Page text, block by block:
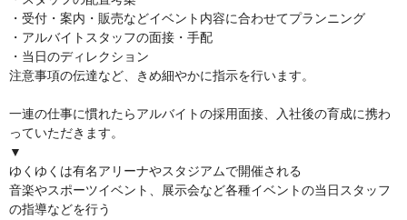
・受付・案内・販売などイベント内容に合わせてプランニング
・アルバイトスタッフの面接・手配
・当日のディレクション
注意事項の伝達など、きめ細やかに指示を行います。
一連の仕事に慣れたらアルバイトの採用面接、入社後の育成に携わ
っていただきます。
▼
ゆくゆくは有名アリーナやスタジアムで開催される
音楽やスポーツイベント、展示会など各種イベントの当日スタッフ
の指導などを行う